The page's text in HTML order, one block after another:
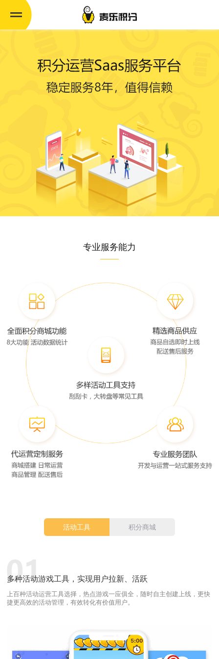
专业服务能力
活动工具 积分商城
多种活动游戏工具，实现用户拉新、活跃
上百种活动运营工具选择，热点游戏一应俱全，随时自主创建上线，更快
捷更高效的活动管理，有效转化有价值用户。